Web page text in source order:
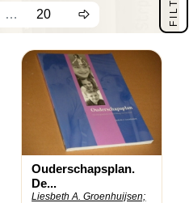
… 20
Ouderschapsplan.
De...
Liesbeth A. Groenhuijsen;